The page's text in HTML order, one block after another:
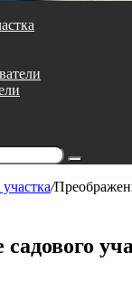
Поиск...
/